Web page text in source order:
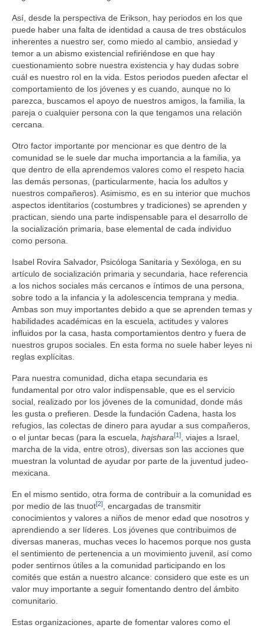
Así, desde la perspectiva de Erikson, hay periodos en los que
puede haber una falta de identidad a causa de tres obstáculos
inherentes a nuestro ser, como miedo al cambio, ansiedad y
temor a un abismo existencial refiriéndose en que hay
cuestionamiento sobre nuestra existencia y hay dudas sobre
cuál es nuestro rol en la vida. Estos periodos pueden afectar el
comportamiento de los jóvenes y es cuando, aunque no lo
parezca, buscamos el apoyo de nuestros amigos, la familia, la
pareja o cualquier persona con la que tengamos una relación
cercana.
Otro factor importante por mencionar es que dentro de la
comunidad se le suele dar mucha importancia a la familia, ya
que dentro de ella aprendemos valores como el respeto hacia
las demás personas, (particularmente, hacia los adultos y
nuestros compañeros). Asimismo, es en su interior que muchos
aspectos identitarios (costumbres y tradiciones) se aprenden y
practican, siendo una parte indispensable para el desarrollo de
la socialización primaria, base elemental de cada individuo
como persona.
Isabel Rovira Salvador, Psicóloga Sanitaria y Sexóloga, en su
artículo de socialización primaria y secundaria, hace referencia
a los nichos sociales más cercanos e íntimos de una persona,
sobre todo a la infancia y la adolescencia temprana y media.
Ambas son muy importantes debido a que se aprenden temas y
habilidades académicas en la escuela, actitudes y valores
influidos por la casa, hasta comportamientos dentro y fuera de
nuestros grupos sociales. En esta forma no suele haber leyes ni
reglas explícitas.
Para nuestra comunidad, dicha etapa secundaria es
fundamental por otro valor indispensable, que es el servicio
social, realizado por los jóvenes de la comunidad, donde más
les gusta o prefieren. Desde la fundación Cadena, hasta los
refugios, las colectas de dinero para ayudar a sus compañeros,
o el juntar becas (para la escuela, hajshara[1]
, viajes a Israel,
marcha de la vida, entre otros), diversas son las acciones que
muestran la voluntad de ayudar por parte de la juventud judeo-
mexicana.
En el mismo sentido, otra forma de contribuir a la comunidad es
por medio de las tnuot[2]
, encargadas de transmitir
conocimientos y valores a niños de menor edad que nosotros y
aprendiendo a ser líderes. Los jóvenes que contribuimos de
diversas maneras, muchas veces lo hacemos porque nos gusta
el sentimiento de pertenencia a un movimiento juvenil, así como
poder sentirnos útiles a la comunidad participando en los
comités que están a nuestro alcance: considero que este es un
valor muy importante a seguir fomentando dentro del ámbito
comunitario.
Estas organizaciones, aparte de fomentar valores como el